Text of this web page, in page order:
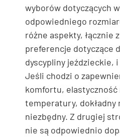
wyborów dotyczących
odpowiedniego
różne aspekty, łącznie
preferencje dotyczące
dyscypliny jeździeckie,
Jeśli chodzi o
komfortu,
temperatury, dokładny
niezbędny. Z drugiej
nie są odpowiednio